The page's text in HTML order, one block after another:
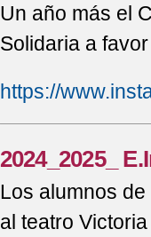
2022 HUERTO
2022 NOTICIA
TRANSFORMACIÓN EN
2022 NOTICIAS DE
Un año más el
Solidaria a
https://
2024_2025_
Los alumnos
al teatro